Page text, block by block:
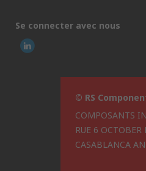
Se connecter avec nous
© RS
COMPOSANTS
RUE 6
CASABLANCA